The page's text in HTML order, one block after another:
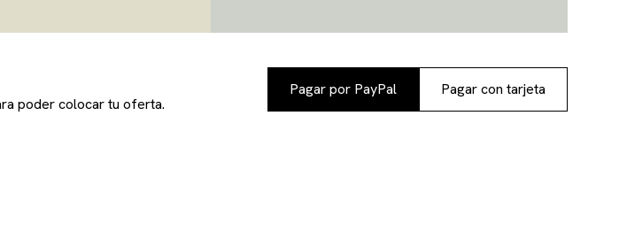
poder colocar tu oferta.
Pagar por PayPal Pagar con tarjeta